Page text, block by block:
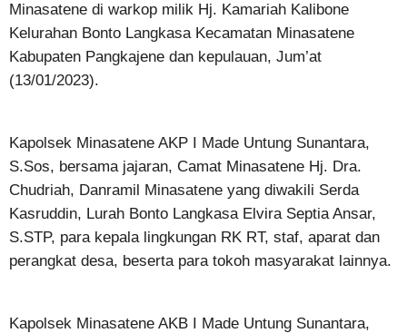
Minasatene di warkop milik Hj. Kamariah Kalibone
Kelurahan Bonto Langkasa Kecamatan Minasatene
Kabupaten Pangkajene dan kepulauan, Jum’at
(13/01/2023).
Kapolsek Minasatene AKP I Made Untung Sunantara,
S.Sos, bersama jajaran, Camat Minasatene Hj. Dra.
Chudriah, Danramil Minasatene yang diwakili Serda
Kasruddin, Lurah Bonto Langkasa Elvira Septia Ansar,
S.STP, para kepala lingkungan RK RT, staf, aparat dan
perangkat desa, beserta para tokoh masyarakat lainnya.
Kapolsek Minasatene AKB I Made Untung Sunantara,